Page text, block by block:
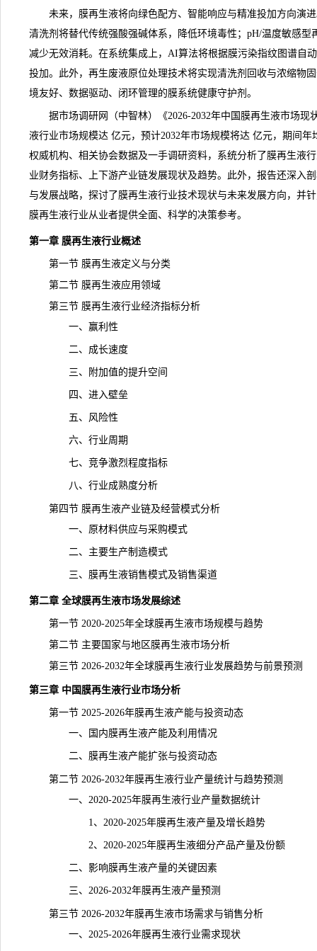
未来，膜再生液将向绿色配方、智能响应与精准投加方向演
清洗剂将替代传统强酸强碱体系，降低环境毒性；pH/温度敏感
减少无效消耗。在系统集成上，AI算法将根据膜污染指纹图谱自
投加。此外，再生废液原位处理技术将实现清洗剂回收与浓缩物
境友好、数据驱动、闭环管理的膜系统健康守护剂。
据市场调研网（中智林）《2026-2032年中国膜再生液市场现
液行业市场规模达 亿元，预计2032年市场规模将达 亿元，期间
权威机构、相关协会数据及一手调研资料，系统分析了膜再生液
业财务指标、上下游产业链发展现状及趋势。此外，报告还深入
与发展战略，探讨了膜再生液行业技术现状与未来发展方向，并
膜再生液行业从业者提供全面、科学的决策参考。
第一章 膜再生液行业概述
第一节 膜再生液定义与分类
第二节 膜再生液应用领域
第三节 膜再生液行业经济指标分析
一、赢利性
二、成长速度
三、附加值的提升空间
四、进入壁垒
五、风险性
六、行业周期
七、竞争激烈程度指标
八、行业成熟度分析
第四节 膜再生液产业链及经营模式分析
一、原材料供应与采购模式
二、主要生产制造模式
三、膜再生液销售模式及销售渠道
第二章 全球膜再生液市场发展综述
第一节 2020-2025年全球膜再生液市场规模与趋势
第二节 主要国家与地区膜再生液市场分析
第三节 2026-2032年全球膜再生液行业发展趋势与前景预测
第三章 中国膜再生液行业市场分析
第一节 2025-2026年膜再生液产能与投资动态
一、国内膜再生液产能及利用情况
二、膜再生液产能扩张与投资动态
第二节 2026-2032年膜再生液行业产量统计与趋势预测
一、2020-2025年膜再生液行业产量数据统计
1、2020-2025年膜再生液产量及增长趋势
2、2020-2025年膜再生液细分产品产量及份额
二、影响膜再生液产量的关键因素
三、2026-2032年膜再生液产量预测
第三节 2026-2032年膜再生液市场需求与销售分析
一、2025-2026年膜再生液行业需求现状